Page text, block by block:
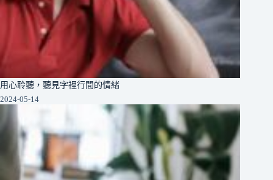
用心聆聽，聽見字裡行間的情緒
2024-05-14